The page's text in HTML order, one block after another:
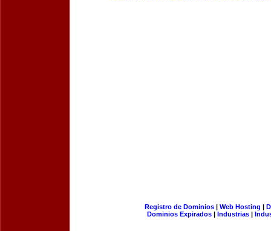
Registro de Dominios| Web Hosting |
Dominios Expirados | Industrias |